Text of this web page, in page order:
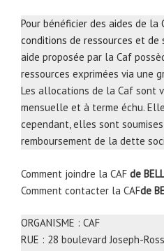
Pour bénéficier des aides de
conditions de ressources et de
aide proposée par la Caf
ressources exprimées via une
Les allocations de la Caf sont
mensuelle et à terme échu.
cependant, elles sont
remboursement de la dette
Comment joindre la CAF de
Comment contacter la CAFde
ORGANISME : CAF
RUE : 28 boulevard Joseph-